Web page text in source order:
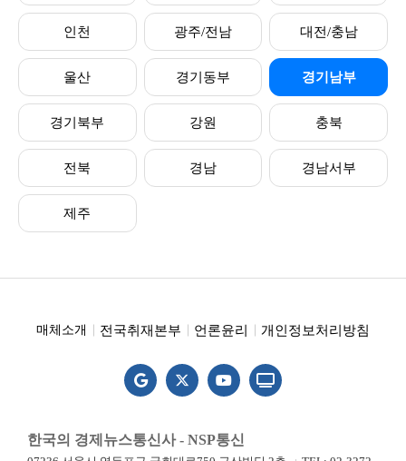
인천 광주/전남 대전/충남
울산 경기동부 경기남부
경기북부 강원 충북
전북 경남 경남서부
제주
매체소개 전국취재본부 언론윤리 개인정보처리방침
한국의 경제뉴스통신사 - NSP통신